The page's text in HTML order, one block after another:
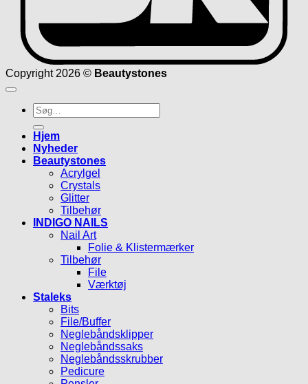
Copyright 2026 © Beautystones
Søg
efter:
Hjem
Nyheder
Beautystones
Acrylgel
Crystals
Glitter
Tilbehør
INDIGO NAILS
Nail Art
Folie & Klistermærker
Tilbehør
File
Værktøj
Staleks
Bits
File/Buffer
Neglebåndsklipper
Neglebåndssaks
Neglebåndsskrubber
Pedicure